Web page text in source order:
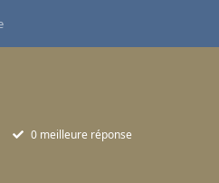
0 meilleure réponse